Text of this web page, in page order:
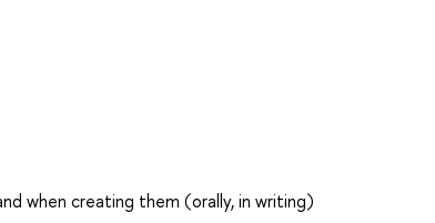
when creating them (orally, in writing)